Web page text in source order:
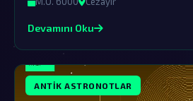
Devamını Oku
ANTIK ASTRONOTLAR